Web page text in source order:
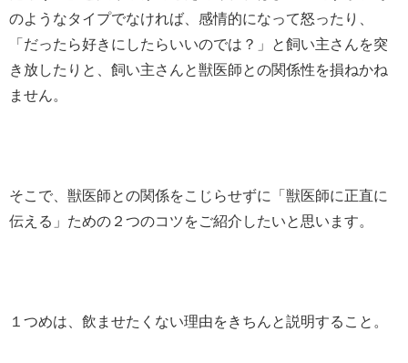
のようなタイプでなければ、感情的になって怒ったり、
「だったら好きにしたらいいのでは？」と飼い主さんを突
き放したりと、飼い主さんと獣医師との関係性を損ねかね
ません
そこで、獣医師との関係をこじらせずに「獣医師に正直に
伝える」 ための２つのコツをご紹介したいと思います。
１つめは 、飲ませたくない理由をきちんと説明すること。